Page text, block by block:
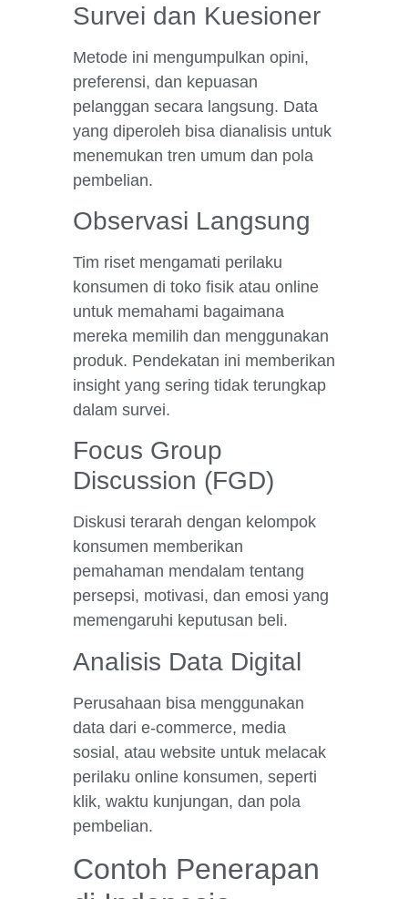
Survei dan Kuesioner
Metode ini mengumpulkan opini,
preferensi, dan kepuasan
pelanggan secara langsung. Data
yang diperoleh bisa dianalisis untuk
menemukan tren umum dan pola
pembelian.
Observasi Langsung
Tim riset mengamati perilaku
konsumen di toko fisik atau online
untuk memahami bagaimana
mereka memilih dan menggunakan
produk. Pendekatan ini memberikan
insight yang sering tidak terungkap
dalam survei.
Focus Group
Discussion (FGD)
Diskusi terarah dengan kelompok
konsumen memberikan
pemahaman mendalam tentang
persepsi, motivasi, dan emosi yang
memengaruhi keputusan beli.
Analisis Data Digital
Perusahaan bisa menggunakan
data dari e-commerce, media
sosial, atau website untuk melacak
perilaku online konsumen, seperti
klik, waktu kunjungan, dan pola
pembelian.
Contoh Penerapan